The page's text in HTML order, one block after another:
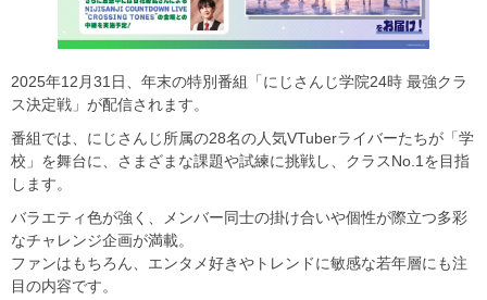
2025年12月31日、年末の特別番組「にじさんじ学院24時 最強クラ
ス決定戦」が配信されます。
番組では、にじさんじ所属の28名の人気VTuberライバーたちが「学
校」を舞台に、さまざまな課題や試練に挑戦し、クラスNo.1を目指
します。
バラエティ色が強く、メンバー同士の掛け合いや個性が際立つ多彩
なチャレンジ企画が満載。
ファンはもちろん、エンタメ好きやトレンドに敏感な若年層にも注
目の内容です。